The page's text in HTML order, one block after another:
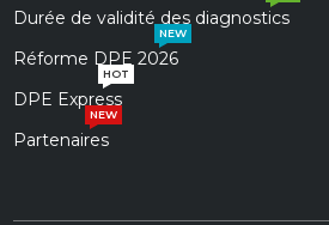
Durée de validité des diagnostics
Réforme DPE 2026
NEW
DPE Express
HOT
Partenaires
NEW